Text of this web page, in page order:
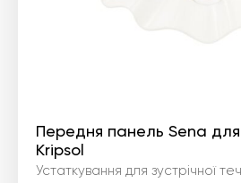
Передня панель Sena для
Kripsol
Устаткування для зустрічної